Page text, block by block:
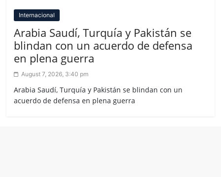
Internacional
Arabia Saudí, Turquía y Pakistán se
blindan con un acuerdo de defensa
en plena guerra
August 7, 2026, 3:40 pm
Arabia Saudí, Turquía y Pakistán se blindan con un
acuerdo de defensa en plena guerra